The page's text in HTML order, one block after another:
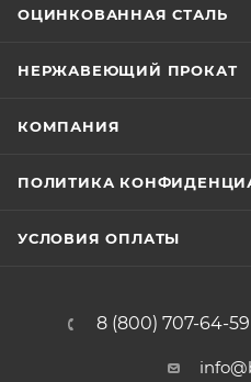
ОЦИНКОВАННАЯ СТАЛЬ
НЕРЖАВЕЮЩИЙ ПРОКАТ
КОМПАНИЯ
ПОЛИТИКА
УСЛОВИЯ ОПЛАТЫ
8 (800) 707-64-59